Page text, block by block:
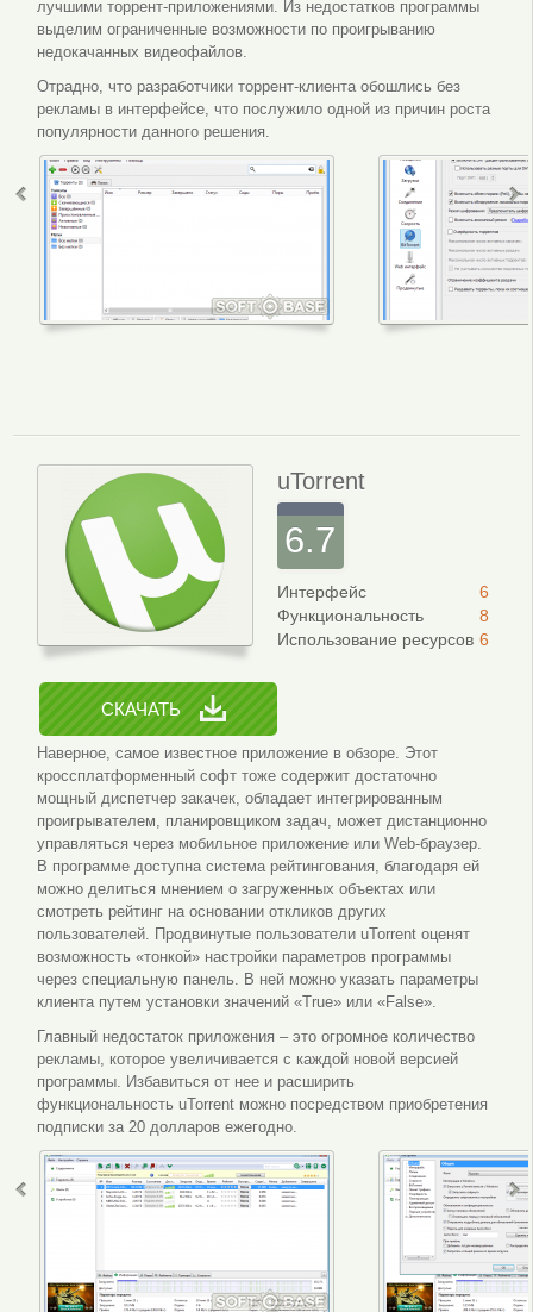
лучшими торрент-приложениями. Из недостатков программы
выделим ограниченные возможности по проигрыванию
недокачанных видеофайлов.
Отрадно, что разработчики торрент-клиента обошлись без
рекламы в интерфейсе, что послужило одной из причин роста
популярности данного решения.
uTorrent
6.7
Интерфейс
Функциональность
Использование ресурсов
6
8
6
СКАЧАТЬ
Наверное, самое известное приложение в обзоре. Этот
кроссплатформенный софт тоже содержит достаточно
мощный диспетчер закачек, обладает интегрированным
проигрывателем, планировщиком задач, может дистанционно
управляться через мобильное приложение или Web-браузер.
В программе доступна система рейтингования, благодаря ей
можно делиться мнением о загруженных объектах или
смотреть рейтинг на основании откликов других
пользователей. Продвинутые пользователи uTorrent оценят
возможность «тонкой» настройки параметров программы
через специальную панель. В ней можно указать параметры
клиента путем установки значений «True» или «False».
Главный недостаток приложения – это огромное количество
рекламы, которое увеличивается с каждой новой версией
программы. Избавиться от нее и расширить
функциональность uTorrent можно посредством приобретения
подписки за 20 долларов ежегодно.